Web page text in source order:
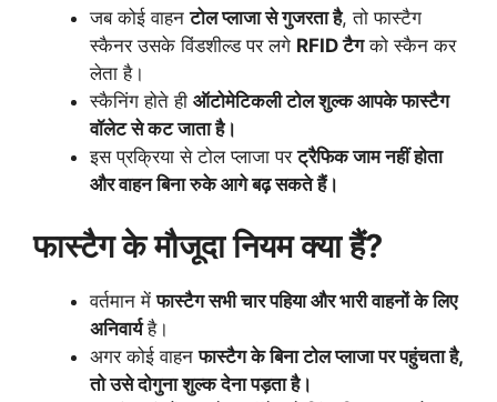
जब कोई वाहनटोल प्लाजा से गुजरता है, तो फास्टैग
स्कैनर उसके विंडशील्ड पर लगे RFID टैगको स्कैन कर
लेता है।
स्कैनिंग होते ही ऑटोमेटिकली टोल शुल्क आपके फास्टैग
वॉलेट से कट जाता है।
इस प्रक्रिया से टोल प्लाजा परट्रैफिक जाम नहीं होता
और वाहन बिना रुके आगे बढ़ सकते हैं।
फास्टैग के मौजूदा नियम क्या हैं?
वर्तमान मेंफास्टैग सभी चार पहिया और भारी वाहनों के लिए
अनिवार्यहै।
अगर कोई वाहनफास्टैग के बिना टोल प्लाजा पर पहुंचता है,
तो उसे दोगुना शुल्क देना पड़ता है।